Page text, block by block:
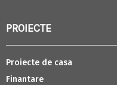
PROIECTE
Proiecte de casa
Finantare